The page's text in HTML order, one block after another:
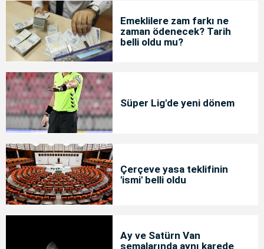
Emeklilere zam farkı ne
zaman ödenecek? Tarih
belli oldu mu?
Süper Lig'de yeni dönem
Çerçeve yasa teklifinin
'ismi' belli oldu
Ay ve Satürn Van
semalarında aynı karede